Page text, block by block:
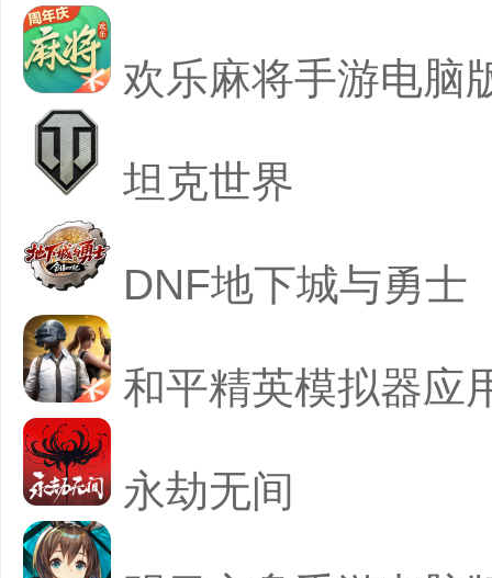
欢乐麻将手游电脑
坦克世界
DNF地下城与勇士
和平精英模拟器应
永劫无间